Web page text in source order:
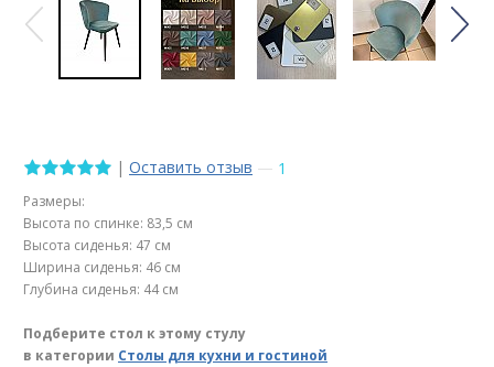
| Оставить отзыв — 1
Размеры:
Высота по спинке: 83,5 см
Высота сиденья: 47 см
Ширина сиденья: 46 см
Глубина сиденья: 44 см
Подберите стол к этому стулу
в категории Столы для кухни и гостиной